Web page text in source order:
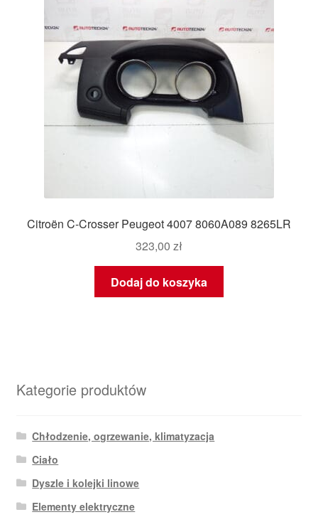
Citroën C-Crosser Peugeot 4007 8060A089 8265LR
323,00 zł
Dodaj do koszyka
Kategorie produktów
Chłodzenie, ogrzewanie, klimatyzacja
Ciało
Dyszle i kolejki linowe
Elementy elektryczne